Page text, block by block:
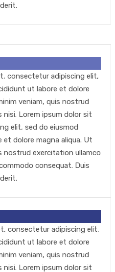
consectetur adipiscing elit,
ut labore et dolore
veniam, quis nostrud
nisi. Lorem ipsum dolor sit
elit, sed do eiusmod
dolore magna aliqua. Ut
nostrud exercitation ullamco
consequat. Duis
consectetur adipiscing elit,
ut labore et dolore
veniam, quis nostrud
nisi. Lorem ipsum dolor sit